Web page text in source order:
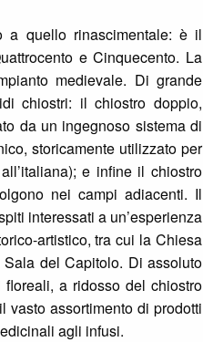
a quello rinascimentale: è il
e Cinquecento. La
medievale. Di grande
chiostri: il chiostro doppio,
da un ingegnoso sistema di
storicamente utilizzato per
e infine il chiostro
nei campi adiacenti. Il
interessati a un’esperienza
artistico, tra cui la Chiesa
del Capitolo. Di assoluto
a ridosso del chiostro
assortimento di prodotti
agli infusi.